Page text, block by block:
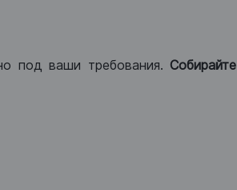
под ваши требования.Собирайте